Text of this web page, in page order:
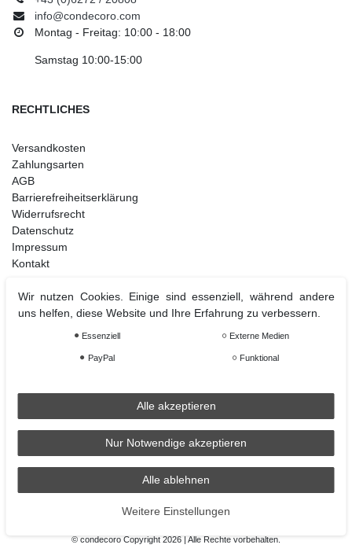
info@condecoro.com
Montag - Freitag: 10:00 - 18:00
Samstag 10:00-15:00
RECHTLICHES
Versandkosten
Zahlungsarten
AGB
Barrierefreiheitserklärung
Widerrufsrecht
Datenschutz
Impressum
Kontakt
Christbaumschmuck
Christbaumkugel
Räder Lichthaus
© condecoro Copyright 2026 | Alle Rechte vorbehalten.
Wir nutzen Cookies. Einige sind essenziell, während andere
uns helfen, diese Website und Ihre Erfahrung zu verbessern.
Essenziell Externe Medien
PayPal Funktional
Alle akzeptieren
Nur Notwendige akzeptieren
Alle ablehnen
Weitere Einstellungen